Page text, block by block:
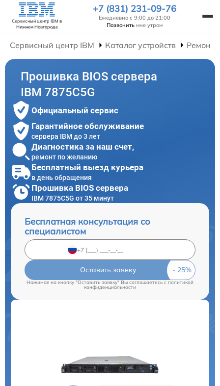
Сервисный центр IBM в
Нижнем Новгороде
+7 (831) 231-09-76
Ежедневно с 9:00 до 21:00
Позвонить мне утром
Сервисный центр IBM Каталог устройств Ремонт
Прошивка BIOS сервера
IBM 7875C5G
Официальный сервис
Гарантийное обслуживание
сервера IBM до 3 лет
Диагностика за наш счет,
ремонт по желанию
Бесплатный выезд курьера
в день обращения
Прошивка BIOS сервера
IBM 7875C5G от 35 минут
Бесплатная консультация со
специалистом
Оставить заявку
Нажимая на кнопку "Оставить заявку" Вы соглашаетесь c политикой
конфиденциальности